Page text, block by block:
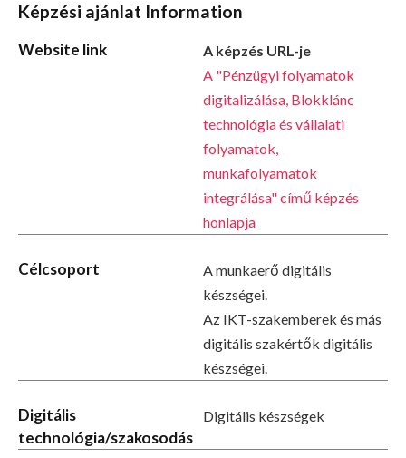
Képzési ajánlat Information
Website link
A képzés URL-je
A "Pénzügyi folyamatok
digitalizálása, Blokklánc
technológia és vállalati
folyamatok,
munkafolyamatok
integrálása" című képzés
honlapja
Célcsoport
A munkaerő digitális
készségei.
Az IKT-szakemberek és más
digitális szakértők digitális
készségei.
Digitális
technológia/szakosodás
Digitális készségek